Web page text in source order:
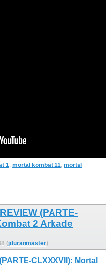
1, mortal kombat 11, mortal
(PARTE-
2 Arkade
(jduranmaster)
CLXXXVII): Mortal